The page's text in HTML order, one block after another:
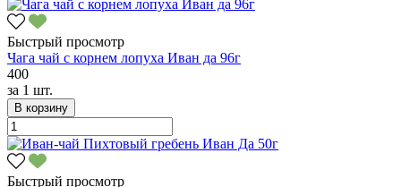
Быстрый просмотр
Чага чай с корнем лопуха Иван да 96г
400
за 1 шт.
В корзину
Быстрый просмотр